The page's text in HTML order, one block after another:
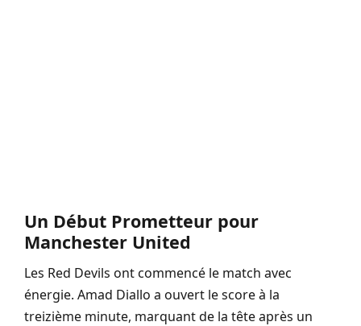
Un Début Prometteur pour
Manchester United
Les Red Devils ont commencé le match avec
énergie. Amad Diallo a ouvert le score à la
treizième minute, marquant de la tête après un